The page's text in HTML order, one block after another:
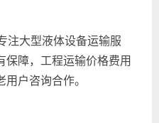
注大型液体设备运输服
保障，工程运输价格费用
户咨询合作。